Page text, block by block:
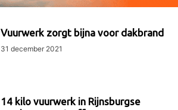
Vuurwerk zorgt bijna voor dakbrand
31 december 2021
14 kilo vuurwerk in Rijnsburgse